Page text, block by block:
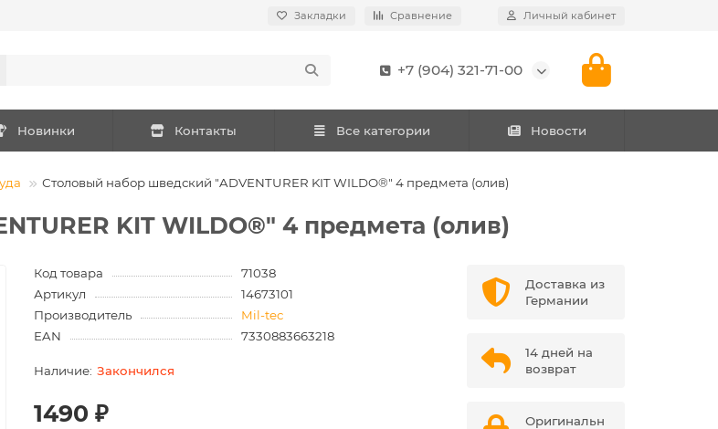
Закладки Сравнение Личный кабинет
+7 (904) 321-71-00
Новинки Контакты Все категории Новости
Столовый набор шведский "ADVENTURER KIT WILDO®" 4 предмета (олив)
KIT WILDO®" 4 предмета (олив)
Код товара
71038
Артикул
14673101
Производитель
Mil-tec
EAN
7330883663218
Закончился
1490 ₽
Доставка из
Германии
14 дней на
возврат
Оригинальн